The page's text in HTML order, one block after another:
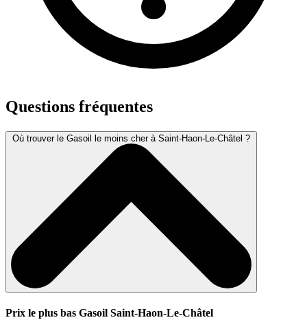
Questions fréquentes
Où trouver le Gasoil le moins cher à Saint-Haon-Le-Châtel ?
Prix le plus bas Gasoil Saint-Haon-Le-Châtel